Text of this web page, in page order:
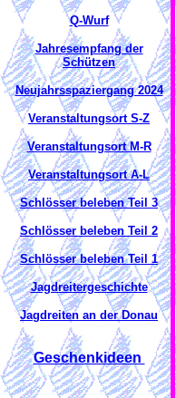
Q-Wurf
Jahresempfang der
Schützen
Neujahrsspaziergang 2024
Veranstaltungsort S-Z
Veranstaltungsort M-R
Veranstaltungsort A-L
Schlösser beleben Teil 3
Schlösser beleben Teil 2
Schlösser beleben Teil 1
Jagdreitergeschichte
Jagdreiten an der Donau
Geschenkideen